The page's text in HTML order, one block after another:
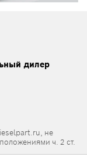
дилер
не
ч. 2 ст.